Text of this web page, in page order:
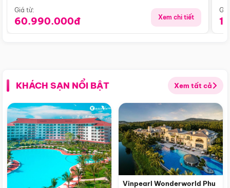
Giá từ:
60.990.000đ Xem chi tiết
KHÁCH SẠN NỔI BẬT Xem tất cả
Vinpearl Wonderworld Phu